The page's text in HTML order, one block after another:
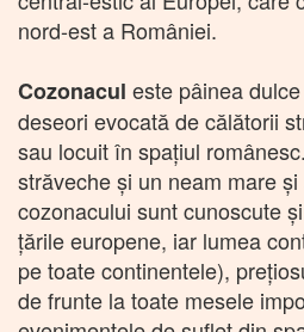
nord-est a României.
Cozonacul este pâinea
deseori evocată de călătorii
sau locuit în spațiul
străveche și un neam mare
cozonacului sunt cunoscute
țările europene, iar lumea
pe toate continentele),
de frunte la toate mesele